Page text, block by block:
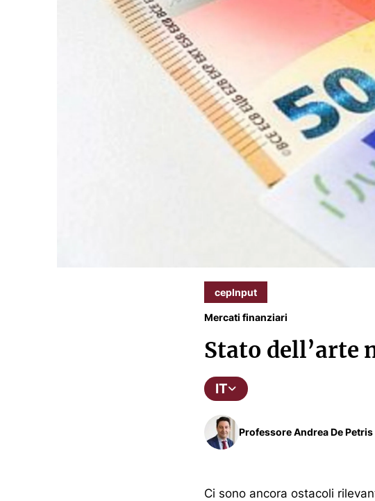
cepInput
Mercati finanziari
Stato dell’arte
IT
Professore Andrea De Petris
Ci sono ancora ostacoli